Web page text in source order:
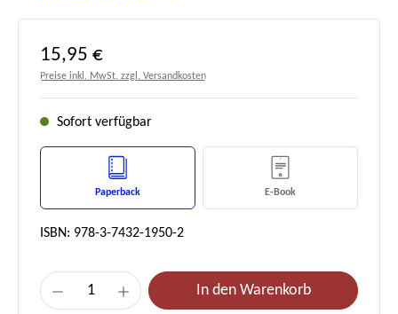
Regulärer Preis:
15,95 €
Preise inkl. MwSt. zzgl. Versandkosten
Sofort verfügbar
Paperback E-Book
ISBN: 978-3-7432-1950-2
Produkt Anzahl: Gib den gewünschten
In den Warenkorb